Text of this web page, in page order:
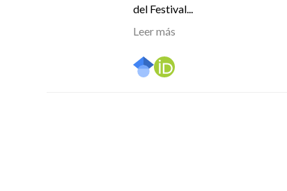
del Festival...
Leer más